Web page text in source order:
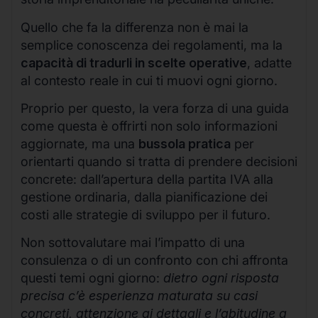
Quello che fa la differenza non è mai la
semplice conoscenza dei regolamenti, ma la
capacità di tradurli in scelte operative, adatte
al contesto reale in cui ti muovi ogni giorno.
Proprio per questo, la vera forza di una guida
come questa è offrirti non solo informazioni
aggiornate, ma una bussola pratica per
orientarti quando si tratta di prendere decisioni
concrete: dall’apertura della partita IVA alla
gestione ordinaria, dalla pianificazione dei
costi alle strategie di sviluppo per il futuro.
Non sottovalutare mai l’impatto di una
consulenza o di un confronto con chi affronta
questi temi ogni giorno: dietro ogni risposta
precisa c’è esperienza maturata su casi
concreti, attenzione ai dettagli e l’abitudine a